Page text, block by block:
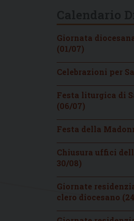
Giornata
(01/07)
Celebrazioni per
Festa liturgica di
(06/07)
Festa della
Chiusura uffici
30/08)
Giornate
clero diocesano